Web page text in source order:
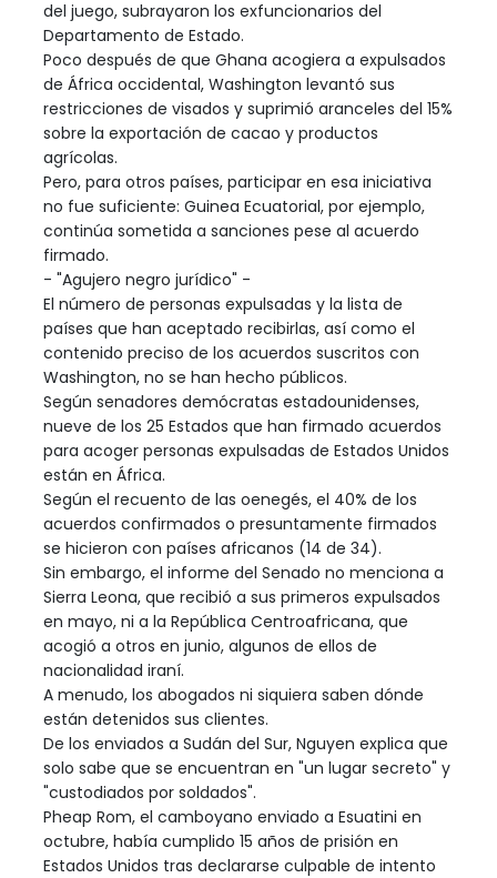
del juego, subrayaron los exfuncionarios del
Departamento de Estado.
Poco después de que Ghana acogiera a expulsados
de África occidental, Washington levantó sus
restricciones de visados y suprimió aranceles del 15%
sobre la exportación de cacao y productos
agrícolas.
Pero, para otros países, participar en esa iniciativa
no fue suficiente: Guinea Ecuatorial, por ejemplo,
continúa sometida a sanciones pese al acuerdo
firmado.
- "Agujero negro jurídico" -
El número de personas expulsadas y la lista de
países que han aceptado recibirlas, así como el
contenido preciso de los acuerdos suscritos con
Washington, no se han hecho públicos.
Según senadores demócratas estadounidenses,
nueve de los 25 Estados que han firmado acuerdos
para acoger personas expulsadas de Estados Unidos
están en África.
Según el recuento de las oenegés, el 40% de los
acuerdos confirmados o presuntamente firmados
se hicieron con países africanos (14 de 34).
Sin embargo, el informe del Senado no menciona a
Sierra Leona, que recibió a sus primeros expulsados
en mayo, ni a la República Centroafricana, que
acogió a otros en junio, algunos de ellos de
nacionalidad iraní.
A menudo, los abogados ni siquiera saben dónde
están detenidos sus clientes.
De los enviados a Sudán del Sur, Nguyen explica que
solo sabe que se encuentran en "un lugar secreto" y
"custodiados por soldados".
Pheap Rom, el camboyano enviado a Esuatini en
octubre, había cumplido 15 años de prisión en
Estados Unidos tras declararse culpable de intento